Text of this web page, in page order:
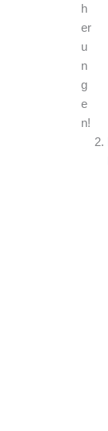
h
er
u
n
g
e
n!